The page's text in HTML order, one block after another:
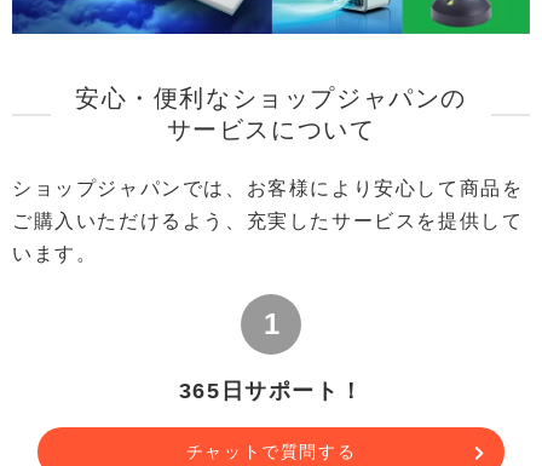
安心・便利なショップジャパンの
サービスについて
ショップジャパンでは、お客様により安心して商品を
ご購入いただけるよう、充実したサービスを提供して
います。
365日サポート！
チャットで質問する